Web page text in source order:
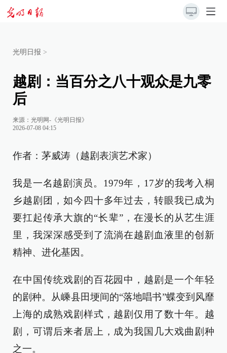
光明日报 >
越剧：当百分之八十观众是九零
后
来源： 光明网-《光明日报》
2026-07-08 04:15
作者：茅威涛（越剧表演艺术家）
我是一名越剧演员。1979年，17岁的我考入桐
乡越剧团，如今四十多年过去，转眼我已成为
要扛起传承大旗的“长辈”，在漫长的从艺生涯
里，我深深感受到了流淌在越剧血液里的创新
精神、进化基因。
在中国传统戏剧的百花园中，越剧是一个年轻
的剧种。从嵊县田埂间的“落地唱书”蝶变到风靡
上海的成熟戏剧样式，越剧仅用了数十年。越
剧，可谓后来者居上，成为我国几大戏曲剧种
之一。